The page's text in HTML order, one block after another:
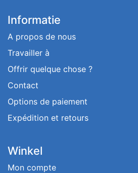
Informatie
A propos de nous
Travailler à
Offrir quelque chose ?
Contact
Options de paiement
Expédition et retours
Winkel
Mon compte